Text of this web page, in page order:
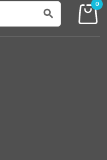
search
0